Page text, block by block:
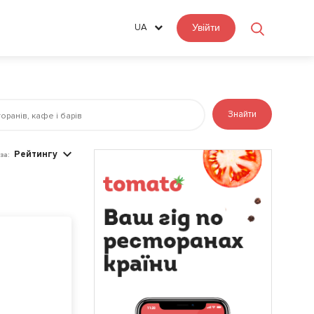
UA Увійти
Знайти
Рейтингу